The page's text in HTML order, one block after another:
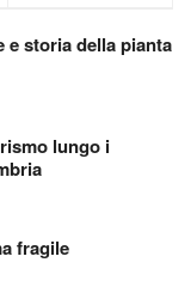
e storia della pianta
lungo i
fragile